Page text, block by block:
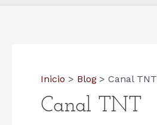
Inicio Blog Canal TNT
Canal TNT